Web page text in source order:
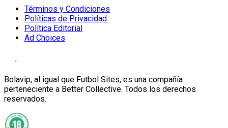
Términos y Condiciones
Políticas de Privacidad
Política Editorial
Ad Choices
Bolavip, al igual que Futbol Sites, es una compañía
perteneciente a Better Collective. Todos los derechos
reservados.